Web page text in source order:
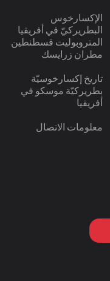
الإكسارخوس
البطريركيّ في أفريقيا
المتروبوليت قسطنطين
مطران زرايسك
تاريخ إكسارخوسيّة
بطريركيّة موسكو في
أفريقيا
معلومات الاتصال